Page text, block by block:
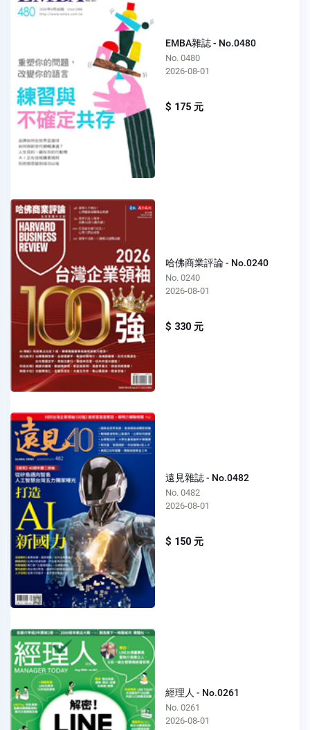
EMBA雜誌 - No.0480
No. 0480
2026-08-01
$ 175 元
哈佛商業評論 - No.0240
No. 0240
2026-08-01
$ 330 元
遠見雜誌 - No.0482
No. 0482
2026-08-01
$ 150 元
經理人 - No.0261
No. 0261
2026-08-01